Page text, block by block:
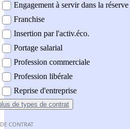
Engagement à servir dans la réserve
Franchise
Insertion par l'activ.éco.
Portage salarial
Profession commerciale
Profession libérale
Reprise d'entreprise
de types de contrat
CONTRAT